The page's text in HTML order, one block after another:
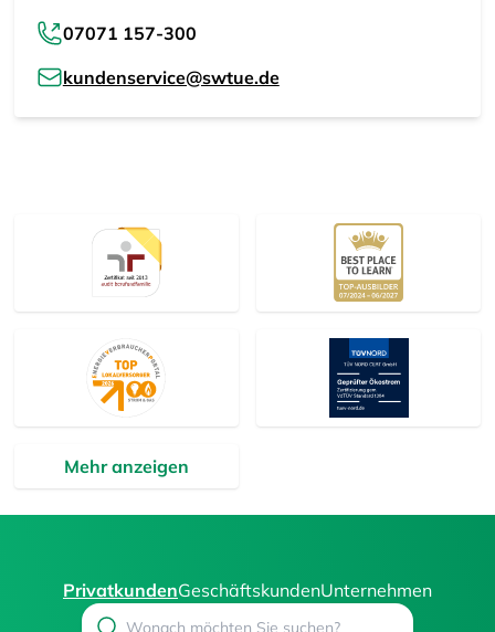
07071 157-300
kundenservice@swtue.de
Mehr anzeigen
PrivatkundenGeschäftskundenUnternehmen
Search